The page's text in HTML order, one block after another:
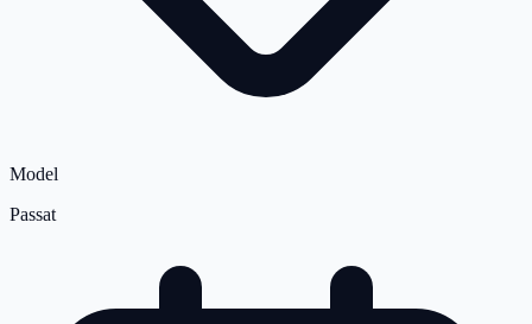
Model
Passat